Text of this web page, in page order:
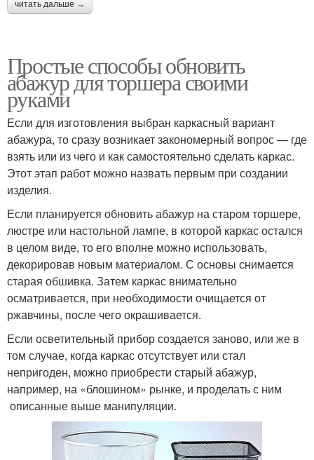
читать дальше →
Простые способы обновить
абажур для торшера своими
руками
Если для изготовления выбран каркасный вариант
абажура, то сразу возникает закономерный вопрос — где
взять или из чего и как самостоятельно сделать каркас.
Этот этап работ можно назвать первым при создании
изделия.
Если планируется обновить абажур на старом торшере,
люстре или настольной лампе, в которой каркас остался
в целом виде, то его вполне можно использовать,
декорировав новым материалом. С основы снимается
старая обшивка. Затем каркас внимательно
осматривается, при необходимости очищается от
ржавчины, после чего окрашивается.
Если осветительный прибор создается заново, или же в
том случае, когда каркас отсутствует или стал
непригоден, можно приобрести старый абажур,
например, на «блошином» рынке, и проделать с ним
описанные выше манипуляции.